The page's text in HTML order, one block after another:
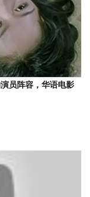
员阵容，华语电影